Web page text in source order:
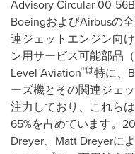
Advisory Circular 00-
BoeingおよびAirbusの
連ジェットエンジン向
ン用サービス可能部品
Level Aviation®は特に、
ーズ機とその関連ジェ
注力しており、これら
65%を占めています。
Dreyer、Matt Dreyerに